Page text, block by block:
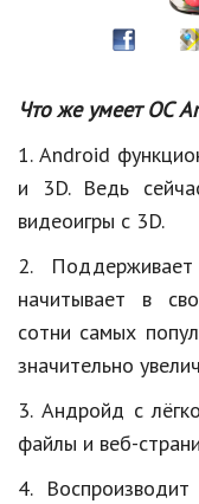
Что же умеет ОС
1. Android
и 3D. Ведь
видеоигры с 3D.
2.
начитывает в
сотни самых
значительно
3. Андройд с
файлы и веб-
4.